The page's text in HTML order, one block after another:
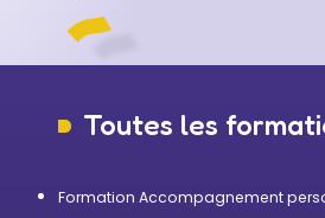
Toutes les
Formation Accompagnement